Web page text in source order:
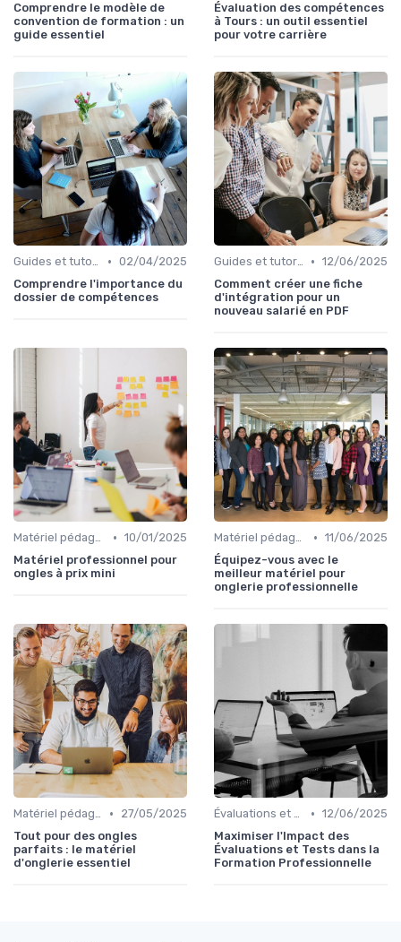
Comprendre le modèle de
convention de formation : un
guide essentiel
Évaluation des compétences
à Tours : un outil essentiel
pour votre carrière
Guides et tutoriels • 02/04/2025
Comprendre l'importance du
dossier de compétences
Guides et tutoriels • 12/06/2025
Comment créer une fiche
d'intégration pour un
nouveau salarié en PDF
Matériel pédagogique • 10/01/2025
Matériel professionnel pour
ongles à prix mini
Matériel pédagogique • 11/06/2025
Équipez-vous avec le
meilleur matériel pour
onglerie professionnelle
Matériel pédagogique •
27/05/2025
Tout pour des ongles
parfaits : le matériel
d'onglerie essentiel
Évaluations et tests • 12/06/2025
Maximiser l'Impact des
Évaluations et Tests dans la
Formation Professionnelle